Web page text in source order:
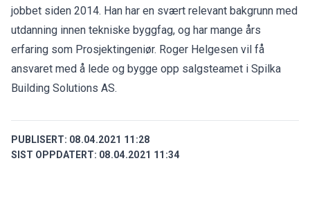
jobbet siden 2014. Han har en svært relevant bakgrunn med
utdanning innen tekniske byggfag, og har mange års
erfaring som Prosjektingeniør. Roger Helgesen vil få
ansvaret med å lede og bygge opp salgsteamet i Spilka
Building Solutions AS.
PUBLISERT: 08.04.2021 11:28
SIST OPPDATERT: 08.04.2021 11:34